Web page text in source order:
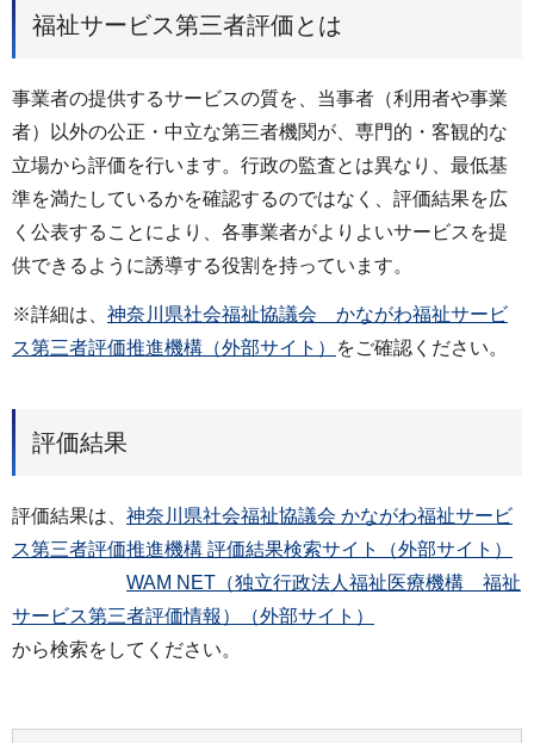
福祉サービス第三者評価とは
事業者の提供するサービスの質を、当事者（利用者や事業
者）以外の公正・中立な第三者機関が、専門的・客観的な
立場から評価を行います。行政の監査とは異なり、最低基
準を満たしているかを確認するのではなく、評価結果を広
く公表することにより、各事業者がよりよいサービスを提
供できるように誘導する役割を持っています。
※詳細は、 神奈川県社会福祉協議会 かながわ福祉サービ
ス第三者評価推進機構（外部サイト）
をご確認ください。
評価結果
評価結果は、 神奈川県社会福祉協議会 かながわ福祉サービ
ス第三者評価推進機構 評価結果検索サイト（外部サイト）
WAM NET（独立行政法人福祉医療機構 福祉
サービス第三者評価情報）（外部サイト）
から検索をしてください。